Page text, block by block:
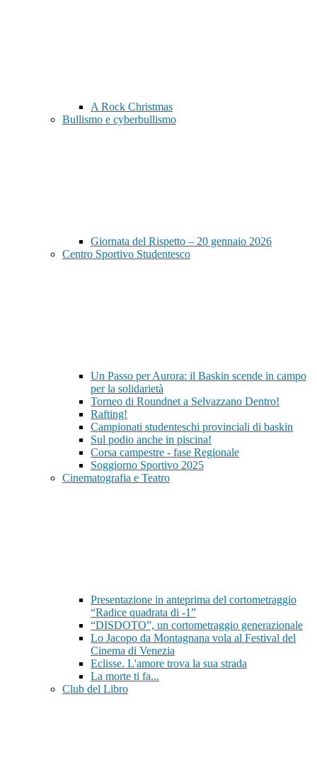
A Rock Christmas
Bullismo e cyberbullismo
Giornata del Rispetto – 20 gennaio 2026
Centro Sportivo Studentesco
Un Passo per Aurora: il Baskin scende in campo
per la solidarietà
Torneo di Roundnet a Selvazzano Dentro!
Rafting!
Campionati studenteschi provinciali di baskin
Sul podio anche in piscina!
Corsa campestre - fase Regionale
Soggiorno Sportivo 2025
Cinematografia e Teatro
Presentazione in anteprima del cortometraggio
“Radice quadrata di -1”
“DISDOTO”, un cortometraggio generazionale
Lo Jacopo da Montagnana vola al Festival del
Cinema di Venezia
Eclisse. L'amore trova la sua strada
La morte ti fa...
Club del Libro